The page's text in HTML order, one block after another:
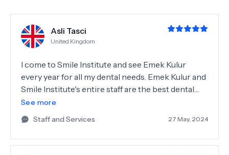
Asli Tasci
United Kingdom
I come to Smile Institute and see Emek Kulur
every year for all my dental needs. Emek Kulur and
Smile Institute's entire staff are the best dental
care people l have ever seen. They are friendly,
caring, professional, and very knowledgeable and
experienced with the cutting edge innovations in
dental care. If your dental health and smile matter,
See more
Staff and Services
27 May, 2024